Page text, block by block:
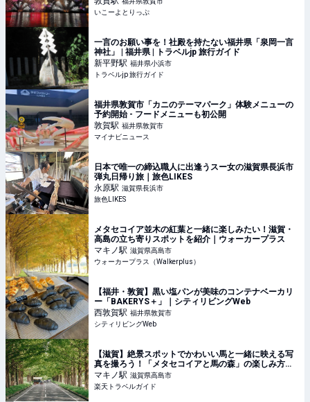
賀市 | いこーよとりっぷ
いこーよとりっぷ
一言のお願い事を！社殿を持たない福井県「泉岡一言
神社」 | 福井県 | トラベルjp 旅行ガイド
新平野駅 福井県小浜市
トラベルjp 旅行ガイド
福井県敦賀市「カニのテーマパーク」体験メニューの
予約開始 - フードメニューも初公開
敦賀駅 福井県敦賀市
マイナビニュース
日本で唯一の締込職人に出逢うスー女の滋賀県長浜市
弾丸日帰り旅｜旅色LIKES
永原駅 滋賀県長浜市
旅色LIKES
メタセコイア並木の紅葉と一緒に楽しみたい！滋賀・
高島の立ち寄りスポットを紹介｜ウォーカープラス
マキノ駅 滋賀県高島市
ウォーカープラス（Walkerplus）
【福井・敦賀】黒い塩パンが美味のコンテナベーカリ
ー「BAKERYS＋」｜シティリビングWeb
西敦賀駅 福井県敦賀市
シティリビングWeb
【滋賀】絶景スポットでかわいい馬と一緒に映える写
真を撮ろう！「メタセコイアと馬の森」の楽しみ方ガ
イド 【楽天トラベル】
マキノ駅 滋賀県高島市
楽天トラベルガイド